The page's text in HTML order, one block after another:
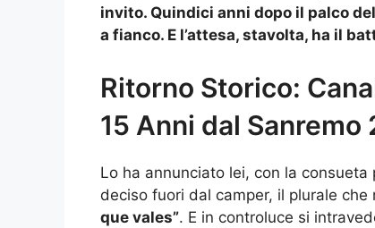
invito. Quindici anni dopo il palco
a fianco. E l’attesa, stavolta, ha il
Ritorno Storico:
15 Anni dal Sanremo
Lo ha annunciato lei, con la
deciso fuori dal camper, il plurale
que vales”. E in controluce si